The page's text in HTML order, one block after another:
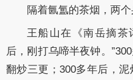
隔着氤氲的茶烟，两个
王船山在《南岳摘茶
后，刚打乌啼半夜钟。
翻炒三更；300多年后，